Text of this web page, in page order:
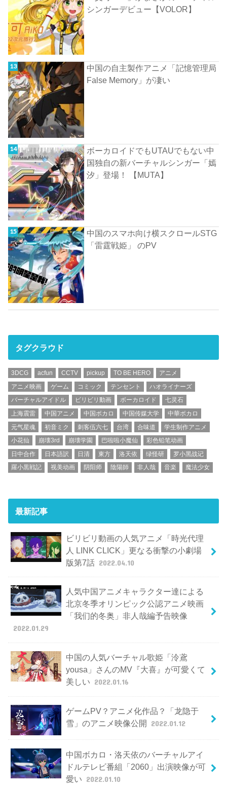
シンガーデビュー【VOLOR】
中国の自主製作アニメ「記憶管理局
False Memory」が凄い
ボーカロイドでもUTAUでもない中
国独自の新バーチャルシンガー「嫣
汐」登場！ 【MUTA】
中国のスマホ向け横スクロールSTG
「雷霆戦姫」 のPV
タグクラウド
3DCG acfun CCTV pickup TO BE HERO
アニメ
アニメ映画
ゲーム コミック テンセント
ハオライナーズ
バーチャルアイドル
ビリビリ動画 ボーカロイド
七灵石
上海震雷
中国アニメ 中国ボカロ 中国传媒大学
中華ボカロ
元气星魂
初音ミク 刺客伍六七 台湾 合味道
学生制作アニメ
小花仙
崩壊3rd 崩壊学園 巴啦啦小魔仙
彩色铅笔动画
日中合作
日本語訳 日清 東方 洛天依 绿怪研
罗小黑战记
羅小黒戦記
视美动画 阴阳师 陰陽師 非人哉 音楽 魔法少女
最新記事
ビリビリ動画の人気アニメ「時光代理
人 LINK CLICK」更なる衝撃の小劇場
版第7話 2022.04.10
人気中国アニメキャラクター達による
北京冬季オリンピック公認アニメ映画
「我们的冬奥」非人哉編予告映像
2022.01.29
中国の人気バーチャル歌姫「泠鳶
yousa」さんのMV『大喜』が可愛くて
美しい 2022.01.16
ゲームPV？アニメ化作品？「龙隐于
雪」のアニメ映像公開
2022.01.12
中国ボカロ・洛天依のバーチャルアイ
ドルテレビ番組「2060」出演映像が可
愛い 2022.01.10